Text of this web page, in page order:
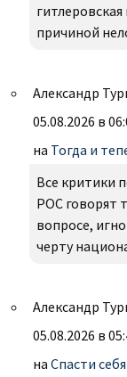
причиной
Александр
05.08.2026 в
на Тогда и
Все критики
РОС говорят
вопросе,
черту
Александр
05.08.2026 в
на Спасти